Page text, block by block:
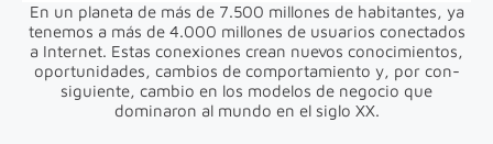
En un planeta de más de 7.500 millones de habitantes, ya
tenemos a más de 4.000 millones de usuarios conectados
a Internet. Estas conexiones crean nuevos conocimientos,
oportunidades, cambios de comportamiento y, por con-
siguiente, cambio en los modelos de negocio que
dominaron al mundo en el siglo XX.